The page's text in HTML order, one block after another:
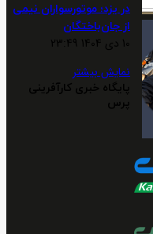
در یزد؛ موتورسواران نیمی
از جان‌باختگان
10 دی 1404 23:49
نمایش بیشتر
پایگاه خبری کارآفرینی
پرس